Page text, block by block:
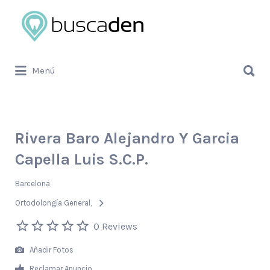
Buscar
por:
Menú
por:
Rivera Baro Alejandro Y Garcia
Capella Luis S.C.P.
Barcelona
Ortodolongía General
0 Reviews
Añadir Fotos